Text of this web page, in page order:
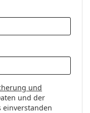
und
und der